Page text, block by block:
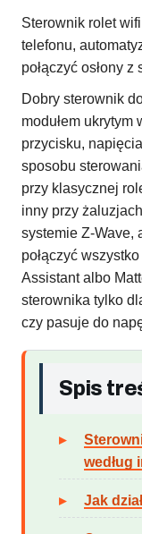
Sterownik rolet
telefonu,
połączyć osłony
Dobry sterownik
modułem
przycisku,
sposobu
przy klasycznej
inny przy
systemie Z-Wave,
połączyć
Assistant albo
sterownika tylko
czy pasuje do
Spis
według
Jak